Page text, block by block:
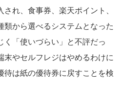
され、食事券、楽天ポイント、
類から選べるシステムとなった
く「使いづらい」と不評だっ
末やセルフレジはやめるわけに
待は紙の優待券に戻すことを検